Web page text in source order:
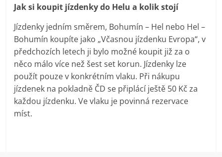
Jak si koupit jízdenky do Helu a kolik stojí
Jízdenky jedním směrem, Bohumín – Hel nebo Hel –
Bohumín koupíte jako „Včasnou jízdenku Evropa“, v
předchozích letech ji bylo možné koupit již za o
něco málo více než šest set korun. Jízdenky lze
použít pouze v konkrétním vlaku. Při nákupu
jízdenek na pokladně ČD se připlácí ještě 50 Kč za
každou jízdenku. Ve vlaku je povinná rezervace
míst.